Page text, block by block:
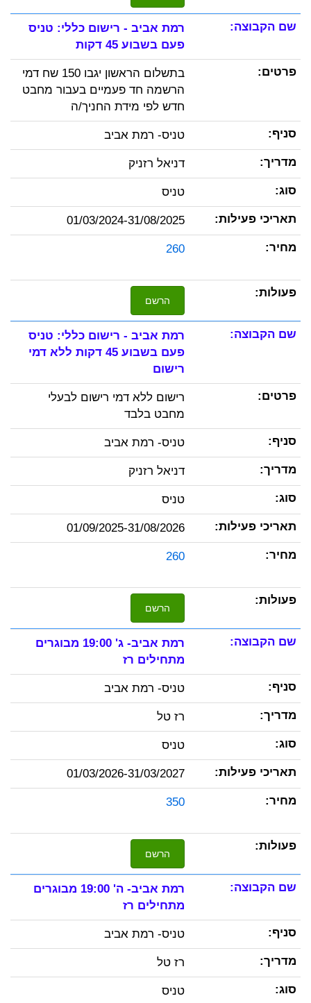
רמת אביב - רישום כללי: טניס
פעם בשבוע 45 דקות
בתשלום הראשון יגבו 150 שח דמי
הרשמה חד פעמיים בעבור מחבט
חדש לפי מידת החניך/ה
טניס- רמת אביב
דניאל רזניק
טניס
01/03/2024-31/08/2025
260
הרשם
רמת אביב - רישום כללי: טניס
פעם בשבוע 45 דקות ללא דמי
רישום
רישום ללא דמי רישום לבעלי
מחבט בלבד
טניס- רמת אביב
דניאל רזניק
טניס
01/09/2025-31/08/2026
260
הרשם
רמת אביב- ג' 19:00 מבוגרים
מתחילים רז
טניס- רמת אביב
רז טל
טניס
01/03/2026-31/03/2027
350
הרשם
רמת אביב- ה' 19:00 מבוגרים
מתחילים רז
טניס- רמת אביב
רז טל
טניס